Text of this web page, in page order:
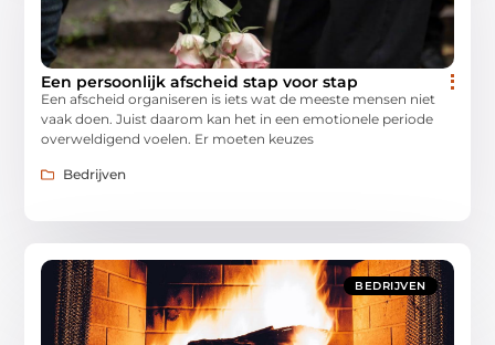
Een persoonlijk afscheid stap voor stap
Een afscheid organiseren is iets wat de meeste mensen niet
vaak doen. Juist daarom kan het in een emotionele periode
overweldigend voelen. Er moeten keuzes
Bedrijven
BEDRIJVEN